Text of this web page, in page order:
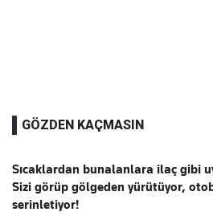
GÖZDEN KAÇMASIN
Sıcaklardan bunalanlara ilaç gibi
Sizi görüp gölgeden yürütüyor,
serinletiyor!